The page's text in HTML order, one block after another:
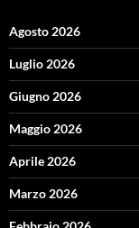
Agosto 2026
Luglio 2026
Giugno 2026
Maggio 2026
Aprile 2026
Marzo 2026